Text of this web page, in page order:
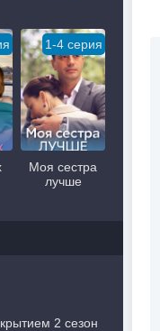
1-4 серия
Моя сестра
лучше
2 сезон